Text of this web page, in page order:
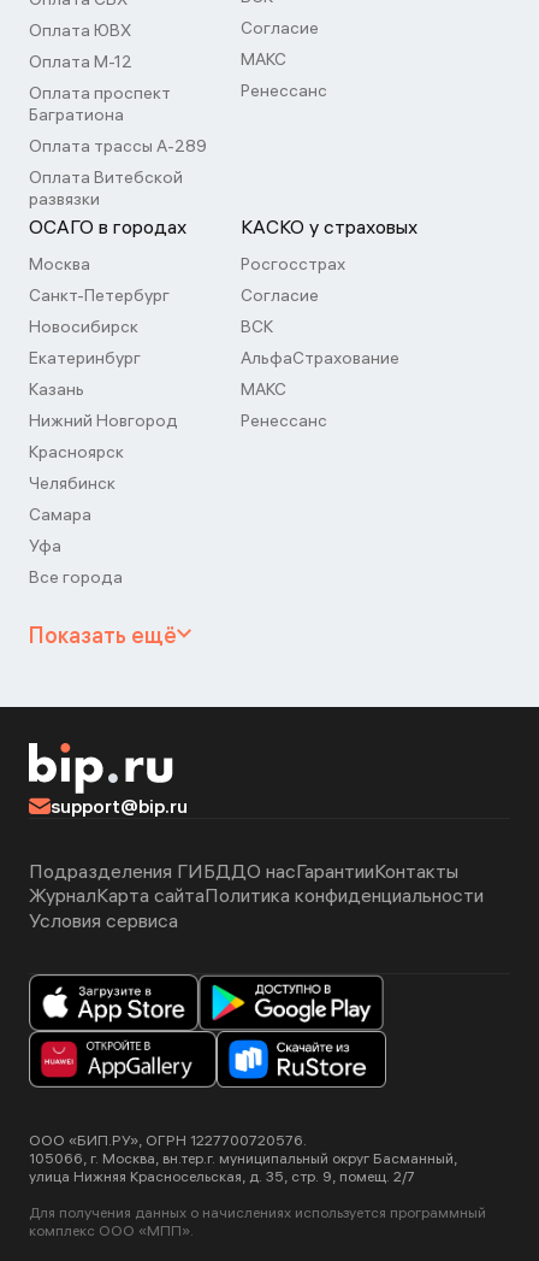
Оплата ЮВХ
Оплата М-12
Оплата проспект
Багратиона
Оплата трассы А-289
Оплата Витебской
развязки
Согласие
МАКС
Ренессанс
ОСАГО в городах
Москва
Санкт-Петербург
Новосибирск
Екатеринбург
Казань
Нижний Новгород
Красноярск
Челябинск
Самара
Уфа
Все города
КАСКО у страховых
Росгосстрах
Согласие
ВСК
АльфаСтрахование
МАКС
Ренессанс
Показать ещё
support@bip.ru
Подразделения ГИБДДО насГарантииКонтакты
ЖурналКарта сайтаПолитика конфиденциальности
Условия сервиса
ООО «БИП.РУ», ОГРН 1227700720576.
105066, г. Москва, вн.тер.г. муниципальный округ Басманный,
улица Нижняя Красносельская, д. 35, стр. 9, помещ. 2/7
Для получения данных о начислениях используется программный
комплекс ООО «МПП».